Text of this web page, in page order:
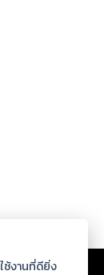
ช้งานที่ดียิ่ง